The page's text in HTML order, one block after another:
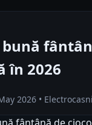
bună
în 2026
2026 •